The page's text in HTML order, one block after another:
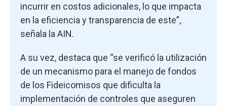
incurrir en costos adicionales, lo que impacta
en la eficiencia y transparencia de este”,
señala la AIN.
A su vez, destaca que “se verificó la utilización
de un mecanismo para el manejo de fondos
de los Fideicomisos que dificulta la
implementación de controles que aseguren